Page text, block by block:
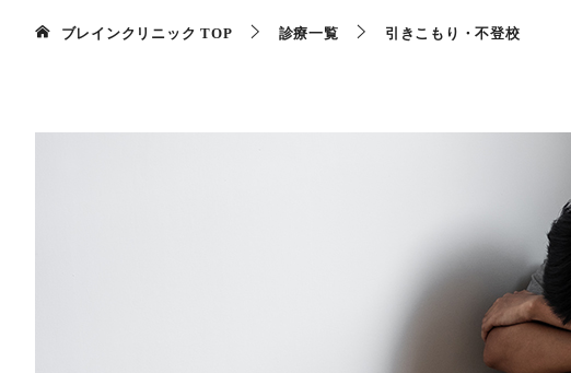
ブレインクリニック TOP 診療一覧 引きこもり・不登校